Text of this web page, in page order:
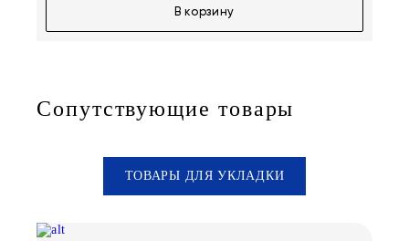
В корзину
Сопутствующие товары
ТОВАРЫ ДЛЯ УКЛАДКИ